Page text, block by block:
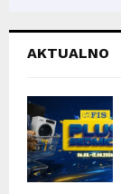
AKTUALNO